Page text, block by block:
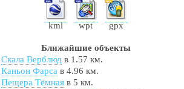
kml wpt gpx
Ближайшие объекты
Скала Верблюд в 1.57 км.
Каньон Фарса в 4.96 км.
Пещера Тёмнаяв 5 км.